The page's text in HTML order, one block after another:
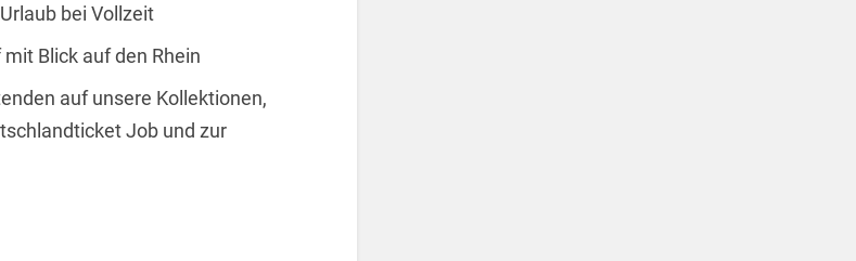
bei Vollzeit
Blick auf den Rhein
auf unsere Kollektionen,
Job und zur